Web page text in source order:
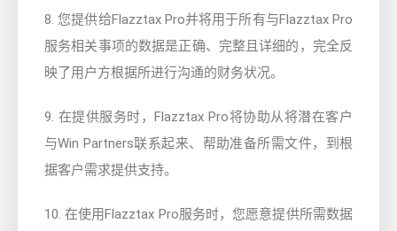
8. 您提供给Flazztax Pro并将用于所有与Flazztax Pro
服务相关事项的数据是正确、完整且详细的，完全反
映了用户方根据所进行沟通的财务状况。
9. 在提供服务时，Flazztax Pro将协助从将潜在客户
与Win Partners联系起来、帮助准备所需文件，到根
据客户需求提供支持。
10. 在使用Flazztax Pro服务时，您愿意提供所需数据